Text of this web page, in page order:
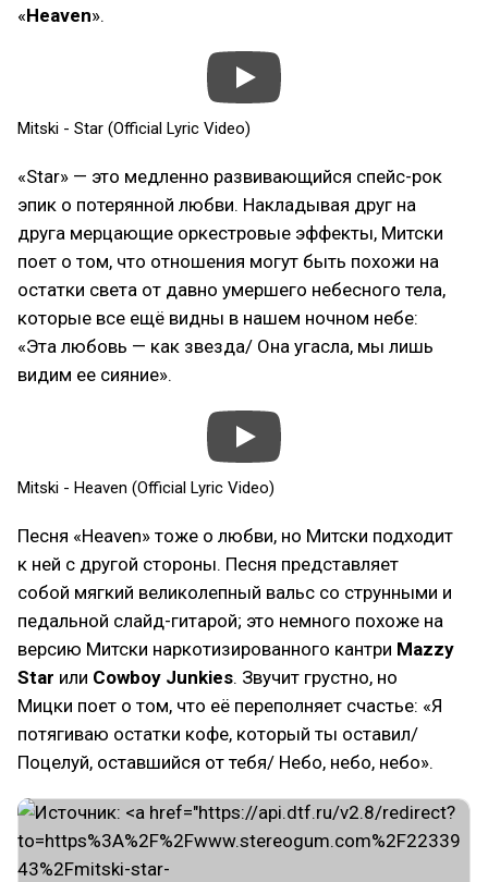
«Heaven».
Mitski - Star (Official Lyric Video)
«Star» — это медленно развивающийся спейс-рок
эпик о потерянной любви. Накладывая друг на
друга мерцающие оркестровые эффекты, Митски
поет о том, что отношения могут быть похожи на
остатки света от давно умершего небесного тела,
которые все ещё видны в нашем ночном небе:
«Эта любовь — как звезда/ Она угасла, мы лишь
видим ее сияние».
Mitski - Heaven (Official Lyric Video)
Песня «Heaven» тоже о любви, но Митски подходит
к ней с другой стороны. Песня представляет
собой мягкий великолепный вальс со струнными и
педальной слайд-гитарой; это немного похоже на
версию Митски наркотизированного кантри Mazzy
Star или Cowboy Junkies. Звучит грустно, но
Мицки поет о том, что её переполняет счастье: «Я
потягиваю остатки кофе, который ты оставил/
Поцелуй, оставшийся от тебя/ Небо, небо, небо».